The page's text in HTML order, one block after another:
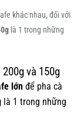
khác nhau, đối với
là 1 trong những
và 150g
lớn để pha cà
là 1 trong những